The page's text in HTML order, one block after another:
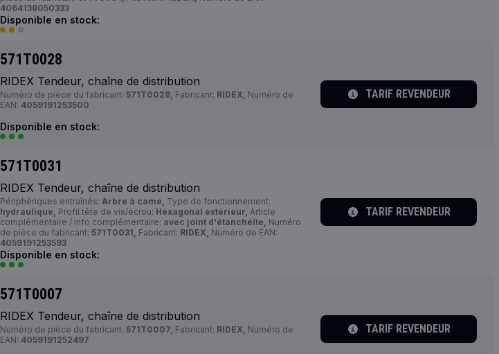
4064138050333
Disponible en stock:
571T0028
RIDEX Tendeur, chaîne de distribution
Numéro de pièce du fabricant: 571T0028, Fabricant: RIDEX, Numéro de
EAN: 4059191253500
Disponible en stock:
TARIF REVENDEUR
571T0031
RIDEX Tendeur, chaîne de distribution
Périphériques entraînés: Arbre à came, Type de fonctionnement:
hydraulique, Profil tête de vis/écrou: Héxagonal extérieur, Article
complémentaire / Info complémentaire: avec joint d'étanchéite, Numéro
de pièce du fabricant: 571T0031, Fabricant: RIDEX, Numéro de EAN:
4059191253593
Disponible en stock:
TARIF REVENDEUR
571T0007
RIDEX Tendeur, chaîne de distribution
Numéro de pièce du fabricant: 571T0007, Fabricant: RIDEX, Numéro de
EAN: 4059191252497
TARIF REVENDEUR